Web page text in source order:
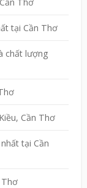
tại Cần Thơ
chất lượng
Cần Thơ
tại Cần
Thơ